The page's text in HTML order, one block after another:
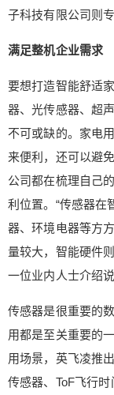
子科技有限公司则
满足整机企业需求
要想打造智能舒适
器、光传感器、超
不可或缺的。家电
来便利，还可以避
公司都在梳理自己
利位置。“传感器在
器、环境电器等方
量较大，智能硬件
一位业内人士介绍说
传感器是很重要的
用都是至关重要的
用场景，英飞凌推
传感器、ToF飞行
体的应用场景
模组、硅麦、
门进入房间，
侦测到有人进
云端，通过计
是：‘OK，该
在工业、汽车
域，森萨塔和
一些新品类上
森萨塔已经成
且积极针对中
造商都是非常
精准地收集和
塔有关负责人
建5G、AI、